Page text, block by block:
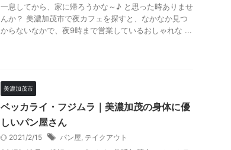
一息してから、家に帰ろうかな～♪ と思った時ありませ
んか？ 美濃加茂市で夜カフェを探すと、なかなか見つ
からないなかで、夜9時まで営業しているおしゃれな ...
美濃加茂市
ベッカライ・フジムラ｜美濃加茂の身体に優
しいパン屋さん
2021/2/15 パン屋, テイクアウト